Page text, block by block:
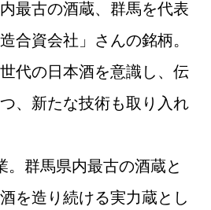
最古の酒蔵、群馬を代表
合資会社」さんの銘柄。
代の日本酒を意識し、伝
、新たな技術も取り入れ
。群馬県内最古の酒蔵と
を造り続ける実力蔵とし